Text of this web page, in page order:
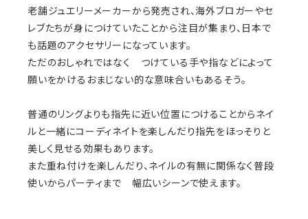
老舗ジュエリーメーカーから発売され、海外ブロガーやセ
レブたちが身につけていたことから注目が集まり、日本で
も話題のアクセサリーになっています。
ただのおしゃれではなく つけている手や指などによって
願いをかけるおまじない的な意味合いもあるそう。
普通のリングよりも指先に近い位置につけることからネイ
ルと一緒にコーディネイトを楽しんだり指先をほっそりと
美しく見せる効果もあります。
また重ね付けを楽しんだり、ネイルの有無に関係なく普段
使いからパーティまで 幅広いシーンで使えます。